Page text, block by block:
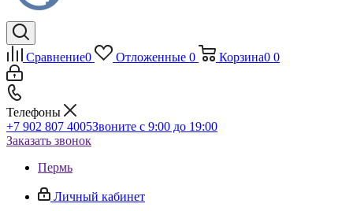
Сравнение0 Отложенные 0 Корзина0 0
Телефоны
+7 902 807 4005Звоните с 9:00 до 19:00
Заказать звонок
Пермь
Личный кабинет